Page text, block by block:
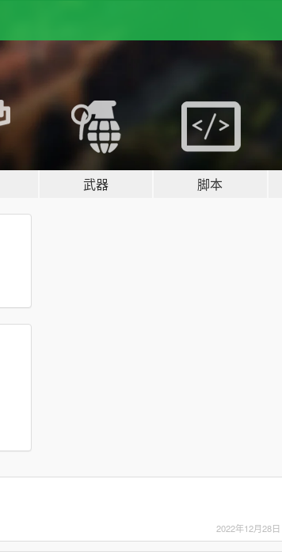
武器 脚本
2022年12月28日